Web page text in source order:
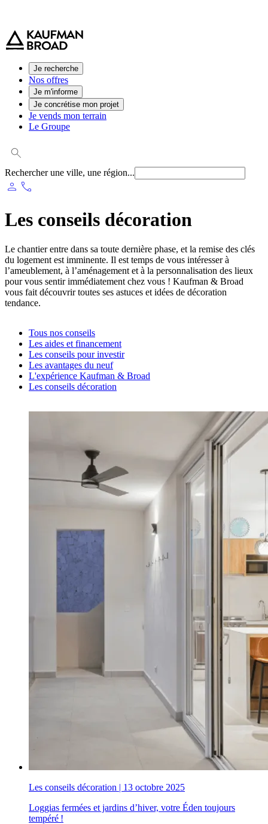
Je recherche
Nos offres
Je m'informe
Je concrétise mon projet
Je vends mon terrain
Le Groupe
Rechercher une ville, une région...
person phone
Les conseils décoration
Le chantier entre dans sa toute dernière phase, et la remise des clés
du logement est imminente. Il est temps de vous intéresser à
l’ameublement, à l’aménagement et à la personnalisation des lieux
pour vous sentir immédiatement chez vous ! Kaufman & Broad
vous fait découvrir toutes ses astuces et idées de décoration
tendance.
Tous nos conseils
Les aides et financement
Les conseils pour investir
Les avantages du neuf
L'expérience Kaufman & Broad
Les conseils décoration
Les conseils décoration | 13 octobre 2025
Loggias fermées et jardins d’hiver, votre Éden toujours
tempéré !